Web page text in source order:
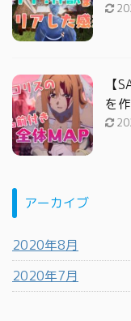
【
を
アーカイブ
2020年8月
2020年7月